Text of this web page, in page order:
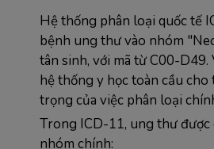
Hệ thống phân loại quốc tế
bệnh ung thư vào nhóm
tân sinh, với mã từ C00-
hệ thống y học toàn cầu cho
trọng của việc phân loại
Trong ICD-11, ung thư được
nhóm chính: